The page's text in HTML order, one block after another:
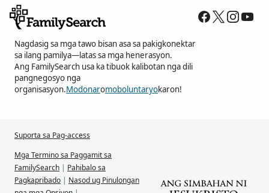
Nagdasig sa mga tawo bisan asa sa pakigkonektar
sa ilang pamilya—latas sa mga henerasyon.
Ang FamilySearch usa ka tibuok kalibotan nga dili
pangnegosyo nga
organisasyon.Modonaromoboluntaryokaron!
Suporta sa Pag-access
Mga Termino sa Paggamit sa
FamilySearch | Pahibalo sa
Pagkapribado | Nasod ug Pinulongan